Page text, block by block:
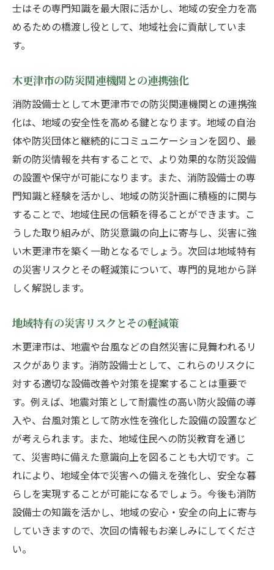
士はその専門知識を最大限に活かし、地域の安全力を高
めるための橋渡し役として、地域社会に貢献していま
す。
木更津市の防災関連機関との連携強化
消防設備士として木更津市での防災関連機関との連携強
化は、地域の安全性を高める鍵となります。地域の自治
体や防災団体と継続的にコミュニケーションを図り、最
新の防災情報を共有することで、より効果的な防災設備
の設置や保守が可能になります。また、消防設備士の専
門知識と経験を活かし、地域の防災計画に積極的に関与
することで、地域住民の信頼を得ることができます。こ
うした取り組みが、防災意識の向上に寄与し、災害に強
い木更津市を築く一助となるでしょう。次回は地域特有
の災害リスクとその軽減策について、専門的見地から詳
しく解説します。
地域特有の災害リスクとその軽減策
木更津市は、地震や台風などの自然災害に見舞われるリ
スクがあります。消防設備士として、これらのリスクに
対する適切な設備改善や対策を提案することは重要で
す。例えば、地震対策として耐震性の高い防火設備の導
入や、台風対策として防水性を強化した設備の設置など
が考えられます。また、地域住民への防災教育を通じ
て、災害時に備えた意識向上を図ることも大切です。こ
れにより、地域全体で災害への備えを強化し、安全な暮
らしを実現することが可能になるでしょう。今後も消防
設備士の知識を活かし、地域の安心・安全の向上に寄与
していきますので、次回の情報もお楽しみにしてくださ
い。